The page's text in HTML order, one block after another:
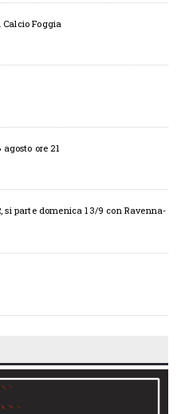
Foggia
ore 21
si parte domenica 13/9 con Ravenna-